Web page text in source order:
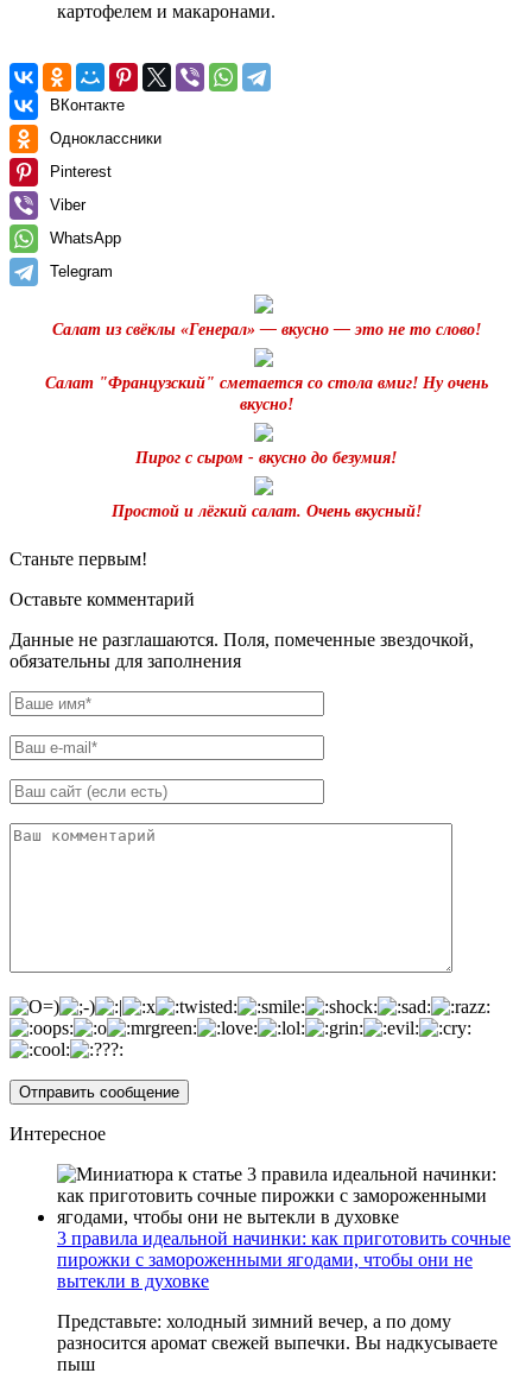
картофелем и макаронами.
ВКонтакте
Одноклассники
Pinterest
Viber
WhatsApp
Telegram
Салат из свёклы «Генерал» — вкусно — это не то слово!
Салат "Французский" сметается со стола вмиг! Ну очень
вкусно!
Пирог с сыром - вкусно до безумия!
Простой и лёгкий салат. Очень вкусный!
Станьте первым!
Оставьте комментарий
Данные не разглашаются. Поля, помеченные звездочкой,
обязательны для заполнения
Интересное
3 правила идеальной начинки: как приготовить сочные
пирожки с замороженными ягодами, чтобы они не
вытекли в духовке
Представьте: холодный зимний вечер, а по дому
разносится аромат свежей выпечки. Вы надкусываете
пыш